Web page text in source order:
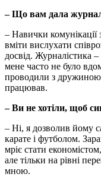
– Що вам дала
– Навички
вміти вислухати
досвід. Журналістика
мене часто не було
проводили з
працював.
– Ви не хотіли, щоб
– Ні, я дозволив йому
карате і футболом.
мріє стати
але тільки на рівні
мною.